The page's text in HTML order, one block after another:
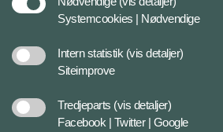
Systemcookies | Nødvendige
Intern statistik (vis detaljer)
Siteimprove
Tredjeparts (vis detaljer)
Facebook | Twitter | Google